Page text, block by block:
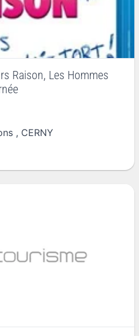
Raison, Les Hommes
, CERNY